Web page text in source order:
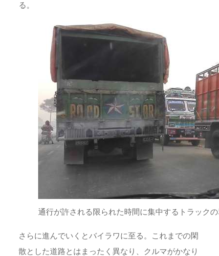
る。
通行が許される限られた時間に集中するトラック
さらに進んでいくとバイラワに至る。これまでの閑
散とした道路とはまったく異なり、クルマがかなり